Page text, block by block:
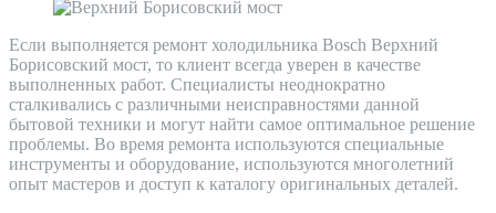
Если выполняется ремонт холодильника Bosch Верхний
Борисовский мост, то клиент всегда уверен в качестве
выполненных работ. Специалисты неоднократно
сталкивались с различными неисправностями данной
бытовой техники и могут найти самое оптимальное решение
проблемы. Во время ремонта используются специальные
инструменты и оборудование, используются многолетний
опыт мастеров и доступ к каталогу оригинальных деталей.